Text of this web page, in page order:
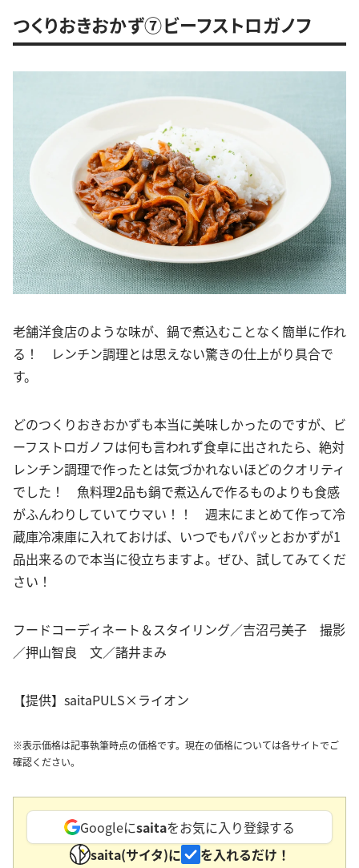
つくりおきおかず⑦ビーフストロガノフ
老舗洋食店のような味が、鍋で煮込むことなく簡単に作れ
る！ レンチン調理とは思えない驚きの仕上がり具合で
す。
どのつくりおきおかずも本当に美味しかったのですが、ビ
ーフストロガノフは何も言われず食卓に出されたら、絶対
レンチン調理で作ったとは気づかれないほどのクオリティ
でした！ 魚料理2品も鍋で煮込んで作るものよりも食感
がふんわりしていてウマい！！ 週末にまとめて作って冷
蔵庫冷凍庫に入れておけば、いつでもパパッとおかずが1
品出来るので本当に役立ちますよ。ぜひ、試してみてくだ
さい！
フードコーディネート＆スタイリング／吉沼弓美子 撮影
／押山智良 文／諸井まみ
【提供】saitaPULS×ライオン
※表示価格は記事執筆時点の価格です。現在の価格については各サイトでご
確認ください。
Googleにsaitaをお気に入り登録する
saita(サイタ)に
を入れるだけ！